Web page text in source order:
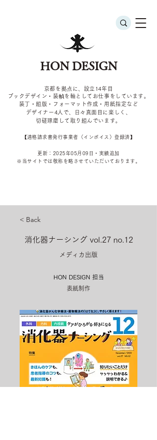
HON DESIGN
京都を拠点に、設立14年目
ブックデザイン・装幀を軸としてお仕事をしています。
装丁・組版・フォーマット作成・用紙指定など
デザイナー4 人で、日々真面目に楽しく、
切磋琢磨して取り組んでいます。
​【適格請求書発行事業者（インボイス）登録済】
更新：2025年05 月09 日・実績追加
​※当サイトでは敬称を 略させていただいております。
< Back
消化器ナーシング vol.27 no.12
メディカ出版
HON DESIGN​ 担当
表紙制作